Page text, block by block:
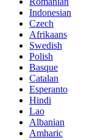
Indonesian
Czech
Afrikaans
Swedish
Polish
Basque
Catalan
Esperanto
Hindi
Lao
Albanian
Amharic